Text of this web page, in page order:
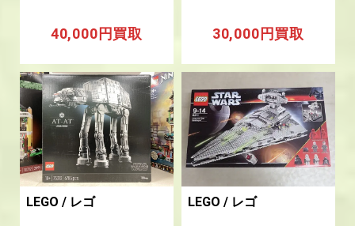
40,000円買取 30,000円買取
LEGO / レゴ LEGO / レゴ